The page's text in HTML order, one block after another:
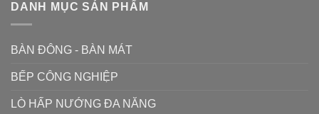
DANH MỤC SẢN PHẨM
BÀN ĐÔNG - BÀN MÁT
BẾP CÔNG NGHIỆP
LÒ HẤP NƯỚNG ĐA NĂNG